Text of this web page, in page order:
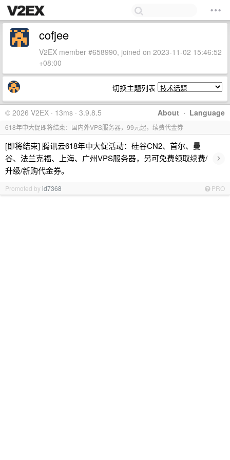
cofjee
V2EX member #658990, joined on 2023-11-02 15:46:52
+08:00
切换主题列表
About · Language
© 2026 V2EX · 13ms · 3.9.8.5
618年中大促即将结束：国内外VPS服务器，99元起，续费代金券
[即将结束] 腾讯云618年中大促活动：硅谷CN2、首尔、曼
谷、法兰克福、上海、广州VPS服务器，另可免费领取续费/
升级/新购代金券。
›
Promoted byid7368 PRO